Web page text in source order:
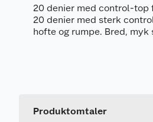
20 denier med control-
20 denier med sterk
hofte og rumpe. Bred,
Produktomtaler
Leverandørens